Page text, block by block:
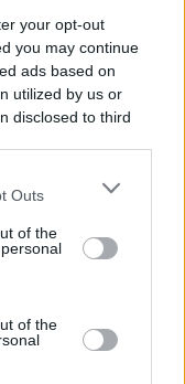
your opt-out
you may continue
ads based on
utilized by us or
disclosed to third
opt-out of the further
information
IAB’s list of
on the IAB’s List of
that may
other third parties.
Outs
of the
of the
rialzo per